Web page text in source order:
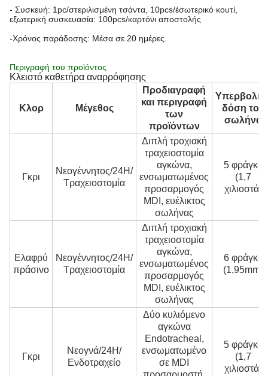
- Συσκευή: 1pc/στεριλισμένη τσάντα, 10pcs/έσωτερικό κουτί,
εξωτερική συσκευασία: 100pcs/καρτόνι αποστολής
-Χρόνος παράδοσης: Μέσα σε 20 ημέρες.
Περιγραφή του προϊόντος
Κλειστό καθετήρα αναρρόφησης
Κλορ Μέγεθος
Προδιαγραφή
και περιγραφή
των
προϊόντων
δόση του
σωλήνα
Γκρι
Νεογέννητος/24H/
Τραχειοστομία
Διπλή τροχιακή
τραχειοστομία
αγκώνα,
ενσωματωμένος
προσαρμογός
MDI, ευέλικτος
σωλήνας
5 φράγκα
(1,7
χιλιοστά)
Ελαφρύ
πράσινο
Νεογέννητος/24H/
Τραχειοστομία
Διπλή τροχιακή
τραχειοστομία
αγκώνα,
ενσωματωμένος
προσαρμογός
MDI, ευέλικτος
σωλήνας
6 φράγκα
(1,95mm)
Γκρι
Νεογνά/24H/
Ενδοτραχείο
Δύο κυλιόμενο
αγκώνα
Endotracheal,
ενσωματωμένο
σε MDI
5 φράγκα
(1,7
χιλιοστά)